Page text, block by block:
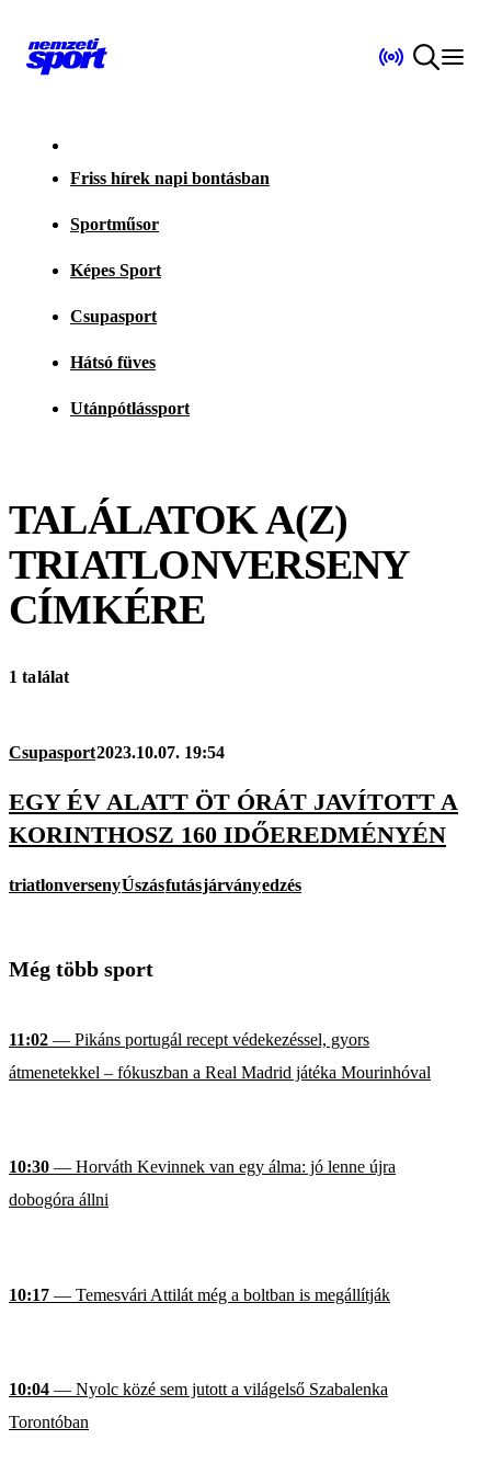
Friss hírek napi bontásban
Sportműsor
Képes Sport
Csupasport
Hátsó füves
Utánpótlássport
TALÁLATOK A(Z)
TRIATLONVERSENY
CÍMKÉRE
1 találat
Csupasport2023.10.07. 19:54
EGY ÉV ALATT ÖT ÓRÁT JAVÍTOTT A
KORINTHOSZ 160 IDŐEREDMÉNYÉN
triatlonversenyÚszásfutásjárványedzés
Még több sport
11:02 — Pikáns portugál recept védekezéssel, gyors
átmenetekkel – fókuszban a Real Madrid játéka Mourinhóval
10:30 — Horváth Kevinnek van egy álma: jó lenne újra
dobogóra állni
10:17 — Temesvári Attilát még a boltban is megállítják
10:04 — Nyolc közé sem jutott a világelső Szabalenka
Torontóban